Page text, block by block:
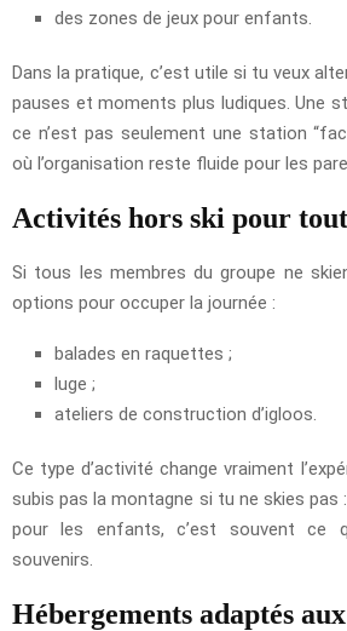
des zones de jeux pour enfants.
Dans la pratique, c’est utile si tu veux
pauses et moments plus ludiques. Une
ce n’est pas seulement une station
où l’organisation reste fluide pour les
Activités hors ski pour
Si tous les membres du groupe ne
options pour occuper la journée :
balades en raquettes ;
luge ;
ateliers de construction d’igloos.
Ce type d’activité change vraiment
subis pas la montagne si tu ne skies pas
pour les enfants, c’est souvent ce
souvenirs.
Hébergements adaptés